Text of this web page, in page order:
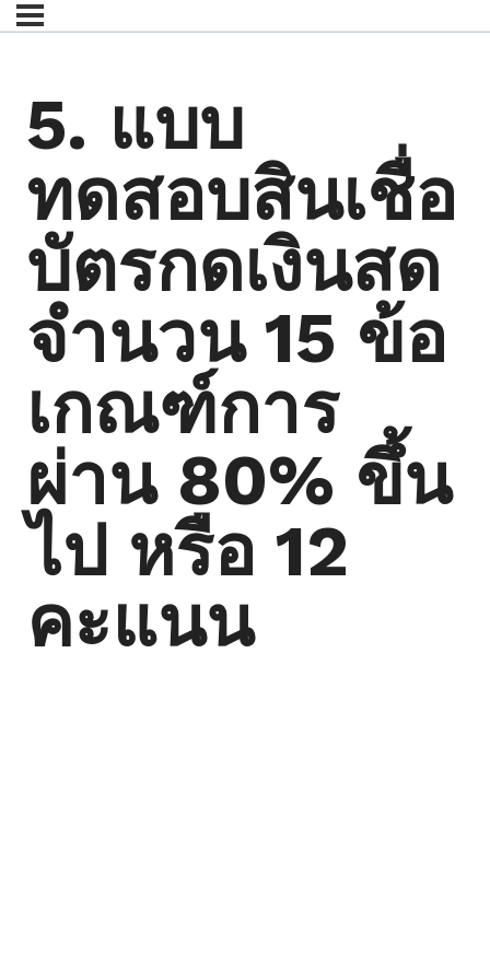
5. แบบ
ทดสอบสินเชื่อ
บัตรกดเงินสด
จำนวน 15 ข้อ
เกณฑ์การ
ผ่าน 80% ขึ้น
ไป หรือ 12
คะแนน